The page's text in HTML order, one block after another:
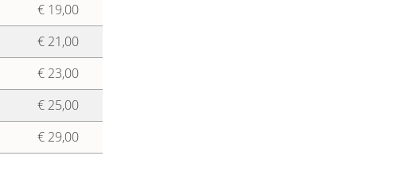
€ 19,00
€ 21,00
€ 23,00
€ 25,00
€ 29,00